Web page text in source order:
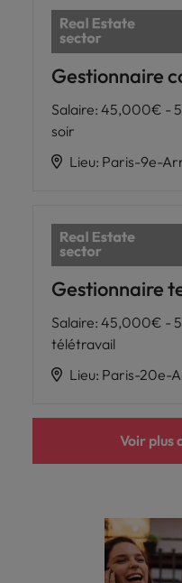
Gestionnaire
Salaire: 45,000€ -
soir
Lieu: Paris-9e-
Gestionnaire
Salaire: 45,000€ -
télétravail
Lieu: Paris-20e-
Voir plus